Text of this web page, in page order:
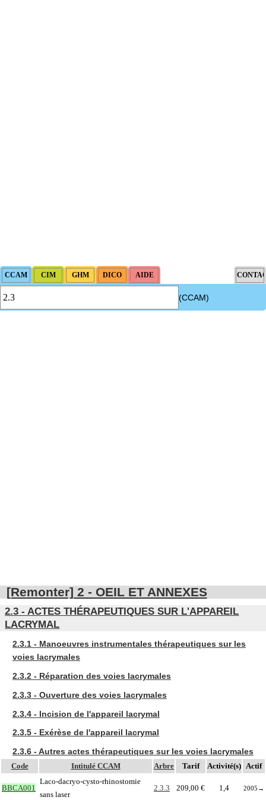
(CCAM)
[Remonter] 2 - OEIL ET ANNEXES
2.3 - ACTES THÉRAPEUTIQUES SUR L'APPAREIL
LACRYMAL
2.3.1 - Manoeuvres instrumentales thérapeutiques sur les
voies lacrymales
2.3.2 - Réparation des voies lacrymales
2.3.3 - Ouverture des voies lacrymales
2.3.4 - Incision de l'appareil lacrymal
2.3.5 - Exérèse de l'appareil lacrymal
2.3.6 - Autres actes thérapeutiques sur les voies lacrymales
Code Intitulé CCAM Arbre Tarif Activité(s) Actif
BBCA001
Laco-dacryo-cysto-rhinostomie
sans laser
2.3.3 209,00 € 1,4 2005 →